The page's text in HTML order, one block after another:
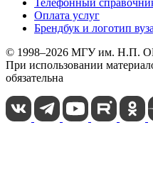
Телефонный
Оплата услуг
Брендбук и логотип вуза
© 1998–2026 МГУ им. Н.П.
При использовании
обязательна